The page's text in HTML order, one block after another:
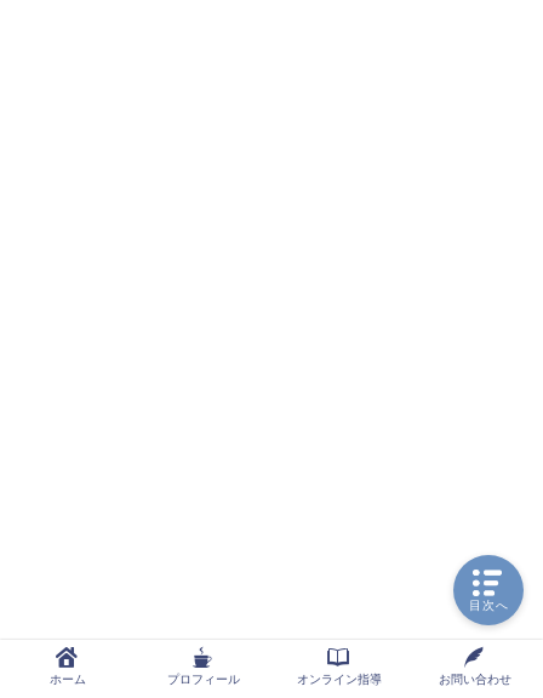
ホーム プロフィール オンライン指導 お問い合わせ
目次へ